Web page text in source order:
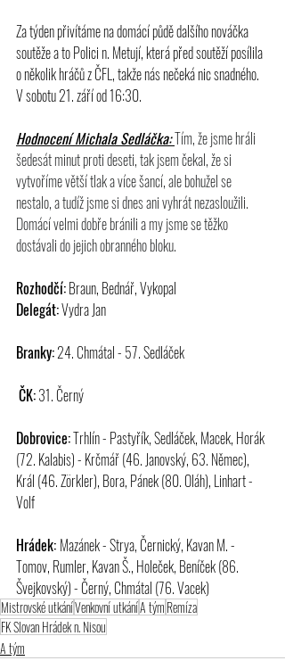
Za týden přivítáme na domácí půdě dalšího nováčka
soutěže a to Polici n. Metují, která před soutěží posílila
o několik hráčů z ČFL, takže nás nečeká nic snadného.
V sobotu 21. září od 16:30.
Hodnocení Michala Sedláčka: Tím, že jsme hráli
šedesát minut proti deseti, tak jsem čekal, že si
vytvoříme větší tlak a více šancí, ale bohužel se
nestalo, a tudíž jsme si dnes ani vyhrát nezasloužili.
Domácí velmi dobře bránili a my jsme se těžko
dostávali do jejich obranného bloku.
Rozhodčí: Braun, Bednář, Vykopal
Delegát: Vydra Jan
Branky: 24. Chmátal - 57. Sedláček
ČK: 31. Černý
Dobrovice: Trhlín - Pastyřík, Sedláček, Macek, Horák
(72. Kalabis) - Krčmář (46. Janovský, 63. Němec),
Král (46. Zörkler), Bora, Pánek (80. Oláh), Linhart -
Volf
Hrádek: Mazánek - Strya, Černický, Kavan M. -
Tomov, Rumler, Kavan Š., Holeček, Beníček (86.
Švejkovský) - Černý, Chmátal (76. Vacek)
Mistrovské utkáníVenkovní utkáníA týmRemíza
FK Slovan Hrádek n. Nisou
A tým